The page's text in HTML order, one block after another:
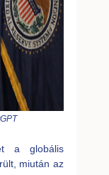
a globális
miután az